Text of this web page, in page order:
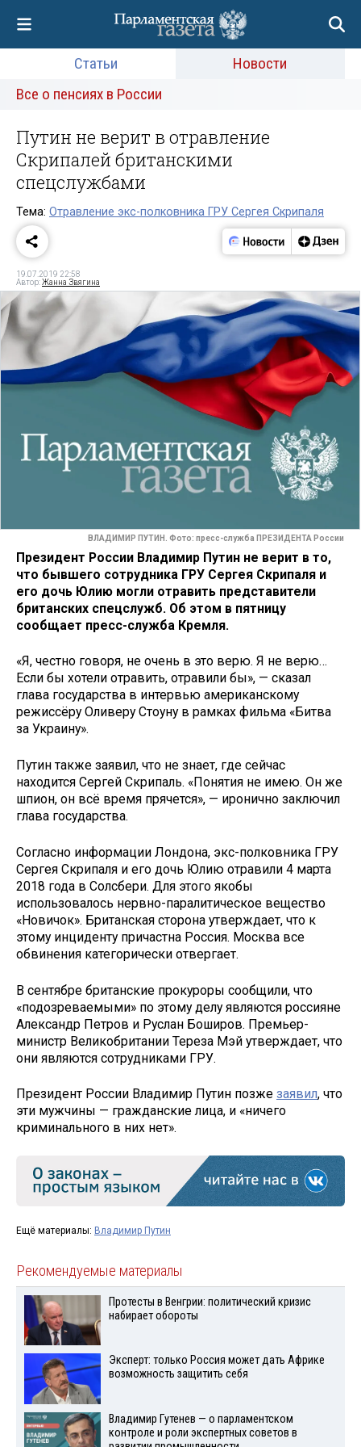
Статьи
Новости
Все о пенсиях в России
Путин не верит в отравление
Скрипалей британскими
спецслужбами
Тема: Отравление экс-полковника ГРУ Сергея Скрипаля
19.07.2019 22:58
Автор:Жанна Звягина
ВЛАДИМИР ПУТИН. Фото: пресс-служба ПРЕЗИДЕНТА России
Президент России Владимир Путин не верит в то,
что бывшего сотрудника ГРУ Сергея Скрипаля и
его дочь Юлию могли отравить представители
британских спецслужб. Об этом в пятницу
сообщает пресс-служба Кремля.
«Я, честно говоря, не очень в это верю. Я не верю…
Если бы хотели отравить, отравили бы», — сказал
глава государства в интервью американскому
режиссёру Оливеру Стоуну в рамках фильма «Битва
за Украину».
Путин также заявил, что не знает, где сейчас
находится Сергей Скрипаль. «Понятия не имею. Он же
шпион, он всё время прячется», — иронично заключил
глава государства.
Согласно информации Лондона, экс-полковника ГРУ
Сергея Скрипаля и его дочь Юлию отравили 4 марта
2018 года в Солсбери. Для этого якобы
использовалось нервно-паралитическое вещество
«Новичок». Британская сторона утверждает, что к
этому инциденту причастна Россия. Москва все
обвинения категорически отвергает.
В сентябре британские прокуроры сообщили, что
«подозреваемыми» по этому делу являются россияне
Александр Петров и Руслан Боширов. Премьер-
министр Великобритании Тереза Мэй утверждает, что
они являются сотрудниками ГРУ.
Президент России Владимир Путин позже заявил, что
эти мужчины — гражданские лица, и «ничего
криминального в них нет».
Ещё материалы: Владимир Путин
Рекомендуемые материалы
Протесты в Венгрии: политический кризис
набирает обороты
Эксперт: только Россия может дать Африке
возможность защитить себя
Владимир Гутенев — о парламентском
контроле и роли экспертных советов в